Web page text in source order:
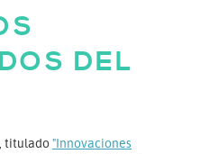
DEL
titulado"Innovaciones